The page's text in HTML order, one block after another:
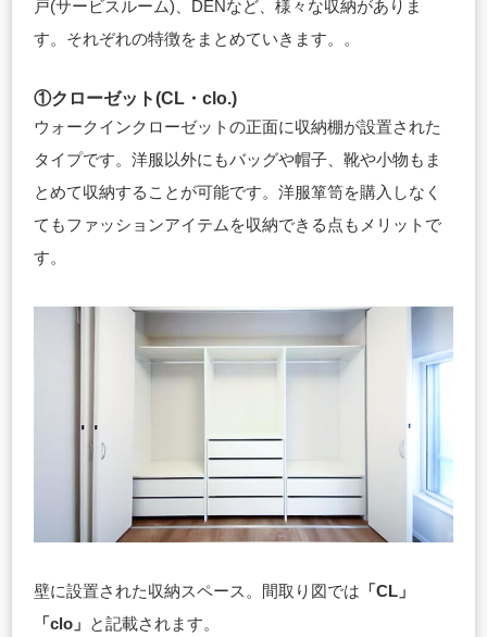
戸(サービスルーム)、DENなど、様々な収納がありま
す。それぞれの特徴をまとめていきます。。
①クローゼット(CL・clo.)
ウォークインクローゼットの正面に収納棚が設置された
タイプです。洋服以外にもバッグや帽子、靴や小物もま
とめて収納することが可能です。洋服箪笥を購入しなく
てもファッションアイテムを収納できる点もメリットで
す。
壁に設置された収納スペース。間取り図では 「CL」
「clo」 と記載されます。